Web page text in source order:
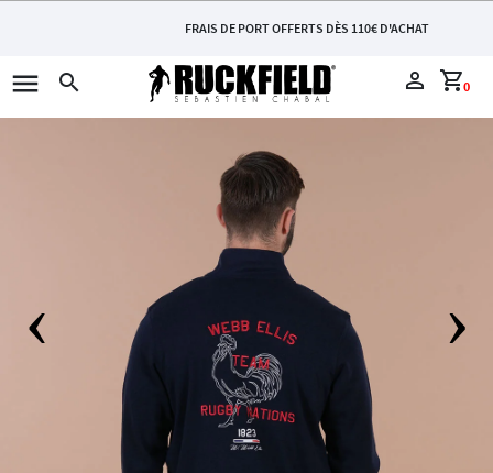
FRAIS DE PORT OFFERTS DÈS 110€ D'ACHAT
menu search perm_identity 0
shopping_cart